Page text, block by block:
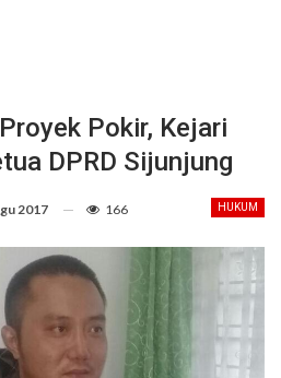
Pokir, Kejari
DPRD Sijunjung
HUKUM
2017 166